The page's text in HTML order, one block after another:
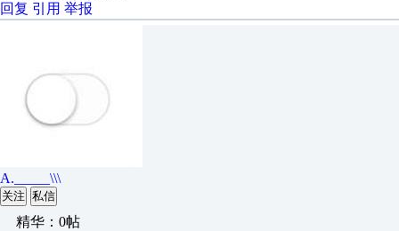
回复 引用 举报
A._____\\\
关注 私信
精华：0帖